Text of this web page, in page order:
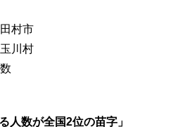
村市
川村
人数が全国2位の苗字」